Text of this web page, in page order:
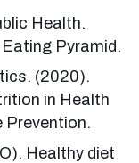
Health.
Pyramid.
(2020).
in Health
Prevention.
Healthy diet